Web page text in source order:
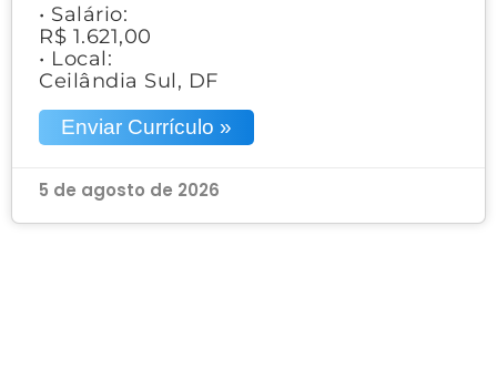
• Salário:
R$ 1.621,00
• Local:
Ceilândia Sul, DF
Enviar Currículo »
5 de agosto de 2026